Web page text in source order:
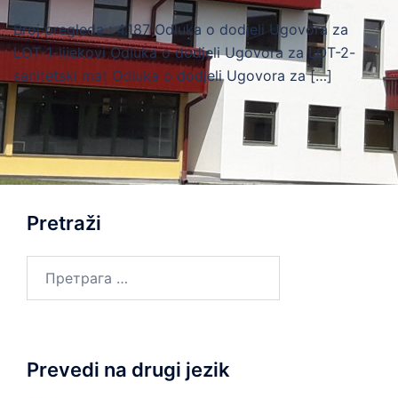
Broj pregleda : 4.187 Odluka o dodjeli Ugovora za
LOT-1-lijekovi Odluka o dodjeli Ugovora za LOT-2-
sanitetski mat Odluka o dodjeli Ugovora za […]
Pretraži
Prevedi na drugi jezik